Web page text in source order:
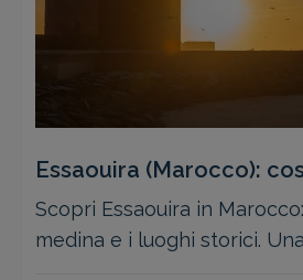
Essaouira (Marocco):
spiagge, medina e storia
Scopri Essaouira in
medina e i luoghi storici.